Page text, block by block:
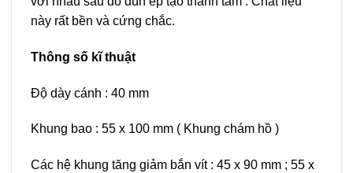
này rất bền và cứng chắc.
Thông số kĩ thuật
Độ dày cánh : 40 mm
Khung bao : 55 x 100 mm ( Khung chám hồ )
Các hệ khung tăng giảm bắn vít : 45 x 90 mm ; 55 x